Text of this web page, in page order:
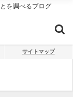
を調べるブログ
サイトマップ